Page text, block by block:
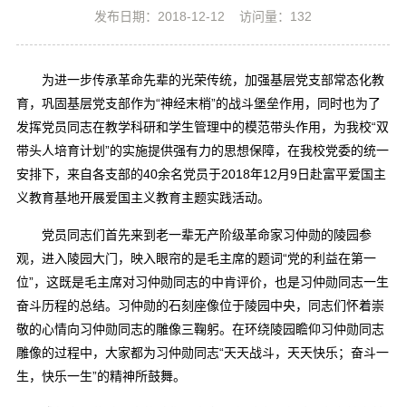
发布日期：2018-12-12 访问量： 132
为进一步传承革命先辈的光荣传统，加强基层党支部常态化教
育，巩固基层党支部作为“神经末梢”的战斗堡垒作用，同时也为了
发挥党员同志在教学科研和学生管理中的模范带头作用，为我校“双
带头人培育计划”的实施提供强有力的思想保障，在我校党委的统一
安排下，来自各支部的40余名党员于2018年12月9日赴富平爱国主
义教育基地开展爱国主义教育主题实践活动。
党员同志们首先来到老一辈无产阶级革命家习仲勋的陵园参
观，进入陵园大门，映入眼帘的是毛主席的题词“党的利益在第一
位”，这既是毛主席对习仲勋同志的中肯评价，也是习仲勋同志一生
奋斗历程的总结。习仲勋的石刻座像位于陵园中央，同志们怀着崇
敬的心情向习仲勋同志的雕像三鞠躬。在环绕陵园瞻仰习仲勋同志
雕像的过程中，大家都为习仲勋同志“天天战斗，天天快乐；奋斗一
生，快乐一生”的精神所鼓舞。